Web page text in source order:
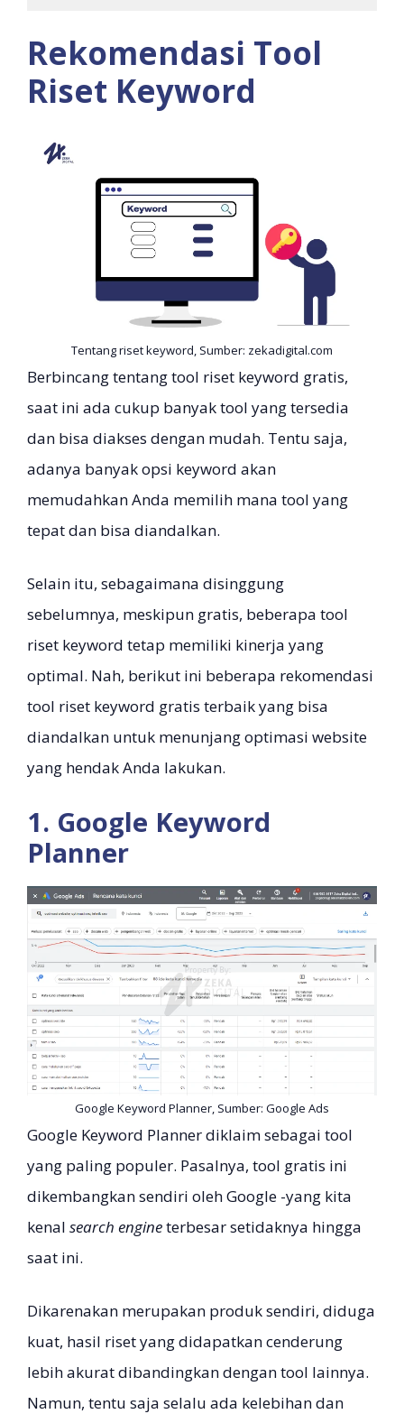
Rekomendasi Tool
Riset Keyword
Tentang riset keyword, Sumber: zekadigital.com
Berbincang tentang tool riset keyword gratis,
saat ini ada cukup banyak tool yang tersedia
dan bisa diakses dengan mudah. Tentu saja,
adanya banyak opsi keyword akan
memudahkan Anda memilih mana tool yang
tepat dan bisa diandalkan.
Selain itu, sebagaimana disinggung
sebelumnya, meskipun gratis, beberapa tool
riset keyword tetap memiliki kinerja yang
optimal. Nah, berikut ini beberapa rekomendasi
tool riset keyword gratis terbaik yang bisa
diandalkan untuk menunjang optimasi website
yang hendak Anda lakukan.
1. Google Keyword
Planner
Google Keyword Planner, Sumber: Google Ads
Google Keyword Planner diklaim sebagai tool
yang paling populer. Pasalnya, tool gratis ini
dikembangkan sendiri oleh Google -yang kita
kenal search engineterbesar setidaknya hingga
saat ini.
Dikarenakan merupakan produk sendiri, diduga
kuat, hasil riset yang didapatkan cenderung
lebih akurat dibandingkan dengan tool lainnya.
Namun, tentu saja selalu ada kelebihan dan